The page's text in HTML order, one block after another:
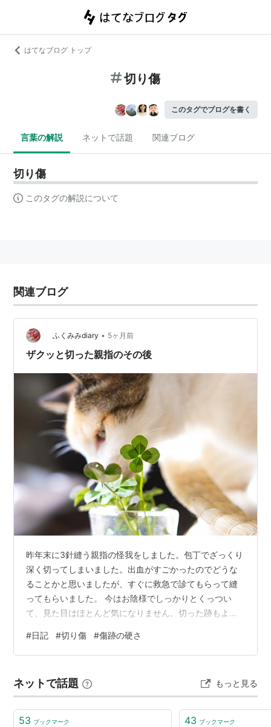
はてなブログ トップ
切り傷
このタグでブログを書く
言葉の解説 ネットで話題 関連ブログ
切り傷
このタグの解説について
関連ブログ
ふくみみdiary • 5ヶ月前
ザクッと切った親指のその後
昨年末に3針縫う親指の怪我をしました。包丁でざっくり
深く切ってしまいました。出血がすごかったのでどうな
ることかと思いましたが、すぐに救急で診てもらって縫
ってもらいました。 今はお陰様でしっかりとくっつい
て、見た目はほとんど気になりません。切った跡もよ〜
っています。親指の先の腹の部分を切ったので例えば何
かを摘む時に違和感を感じますし、重いものは摘んで持
分だけ力が入らない感じで、実は少し前から気になって
ました。 AIによると受傷後、傷の赤みや硬さは3ヶ月頃
にピークとなって、その後半年から1年かけて…
#日記 #切り傷 #傷跡の硬さ
ネットで話題 もっと見る
53 ブックマーク 43 ブックマーク